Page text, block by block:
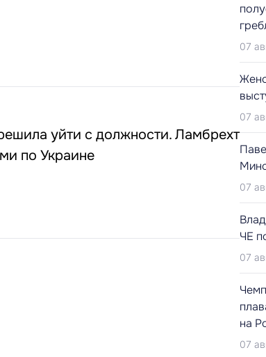
уйти с должности. Ламбрехт
по Украине
07
07
07
ЧЕ
07
на
07